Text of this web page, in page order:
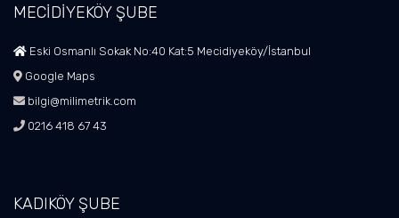
MECİDİYEKÖY ŞUBE
Eski Osmanlı Sokak No:40 Kat:5 Mecidiyeköy/İstanbul
Google Maps
bilgi@milimetrik.com
0216 418 67 43
KADIKÖY ŞUBE